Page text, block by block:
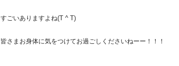
すごいありますよね(T ^ T)
皆さまお身体に気をつけてお過ごしくださいねーー！！！